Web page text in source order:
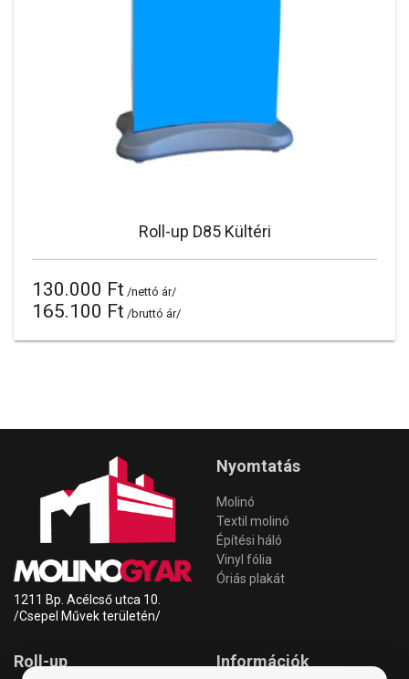
Roll-up D85 Kültéri
130.000 Ft /nettó ár/
165.100 Ft /bruttó ár/
1211 Bp. Acélcső utca 10.
/Csepel Művek területén/
Nyomtatás
Molinó
Textil molinó
Építési háló
Vinyl fólia
Óriás plakát
Roll-up Információk